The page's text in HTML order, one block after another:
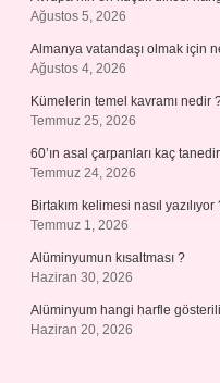
Ağustos 5, 2026
Almanya vatandaşı olmak için
Ağustos 4, 2026
Kümelerin temel kavramı nedir
Temmuz 25, 2026
60’ın asal çarpanları kaç
Temmuz 24, 2026
Birtakım kelimesi nasıl yazılıyor
Temmuz 1, 2026
Alüminyumun kısaltması ?
Haziran 30, 2026
Alüminyum hangi harfle
Haziran 20, 2026